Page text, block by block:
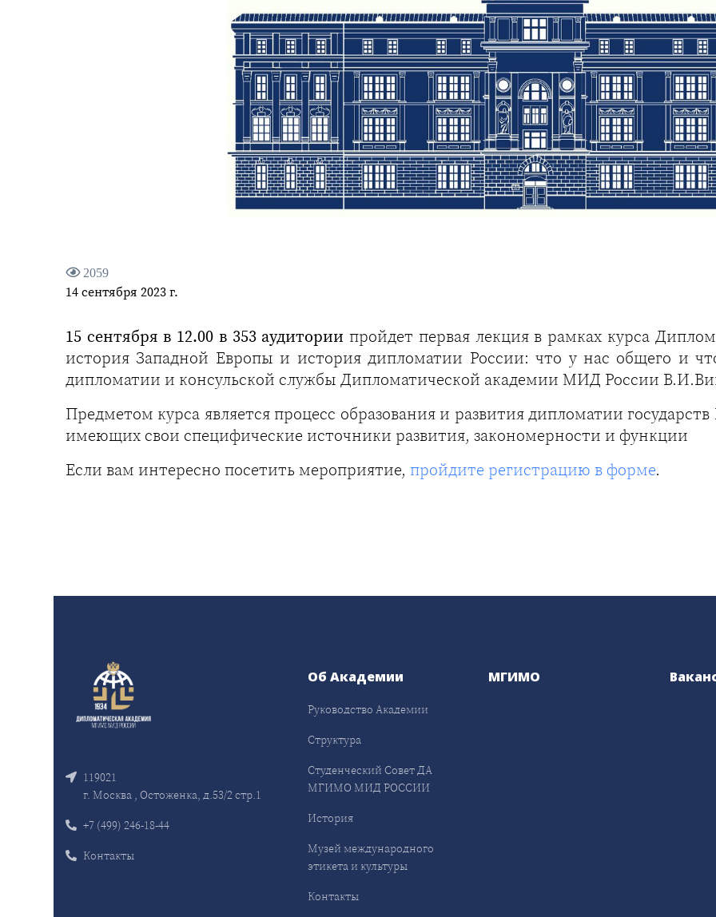
2059
14 сентября 2023 г.
15 сентября в 12.00 в 353 аудитории пройдет первая лекция в рамках курса
история Западной Европы и история дипломатии России: что у нас общего и
дипломатии и консульской службы Дипломатической академии МИД России
Предметом курса является процесс образования и развития дипломатии
имеющих свои специфические источники развития, закономерности и функции
Если вам интересно посетить мероприятие, пройдите регистрацию в форме.
119021
г. Москва , Остоженка, д.53/2 стр.1
+7 (499) 246-18-44
Контакты
Об Академии
Руководство Академии
Структура
Студенческий Совет ДА
МГИМО МИД РОССИИ
История
Музей международного
этикета и культуры
Контакты
МГИМО